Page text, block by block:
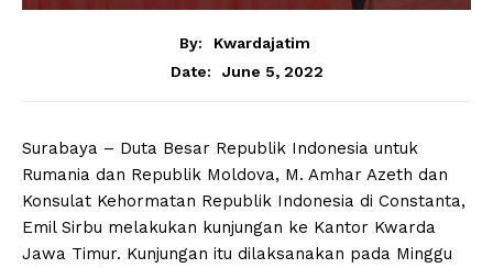
By:
Kwardajatim
Date:
June 5, 2022
Surabaya – Duta Besar Republik Indonesia untuk
Rumania dan Republik Moldova, M. Amhar Azeth dan
Konsulat Kehormatan Republik Indonesia di Constanta,
Emil Sirbu melakukan kunjungan ke Kantor Kwarda
Jawa Timur. Kunjungan itu dilaksanakan pada Minggu